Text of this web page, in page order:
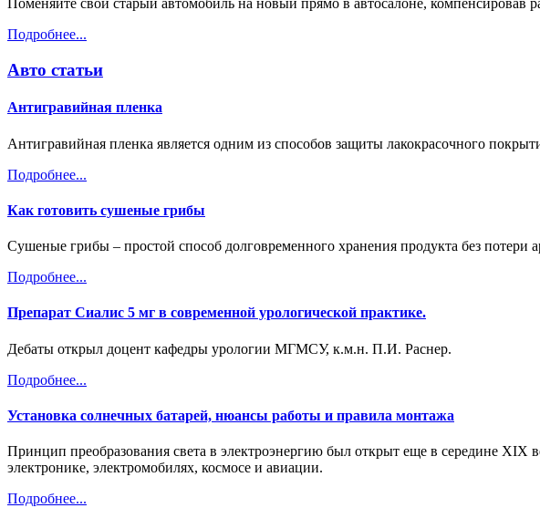
Поменяйте свой старый автомобиль на новый прямо в автосалоне, компенсировав
Подробнее...
Авто статьи
Антигравийная пленка
Антигравийная пленка является одним из способов защиты лакокрасочного
Подробнее...
Как готовить сушеные грибы
Сушеные грибы – простой способ долговременного хранения продукта без потери
Подробнее...
Препарат Сиалис 5 мг в современной урологической практике.
Дебаты открыл доцент кафедры урологии МГМСУ, к.м.н. П.И. Раснер.
Подробнее...
Установка солнечных батарей, нюансы работы и правила монтажа
Принцип преобразования света в электроэнергию был открыт еще в середине XIX
электронике, электромобилях, космосе и авиации.
Подробнее...